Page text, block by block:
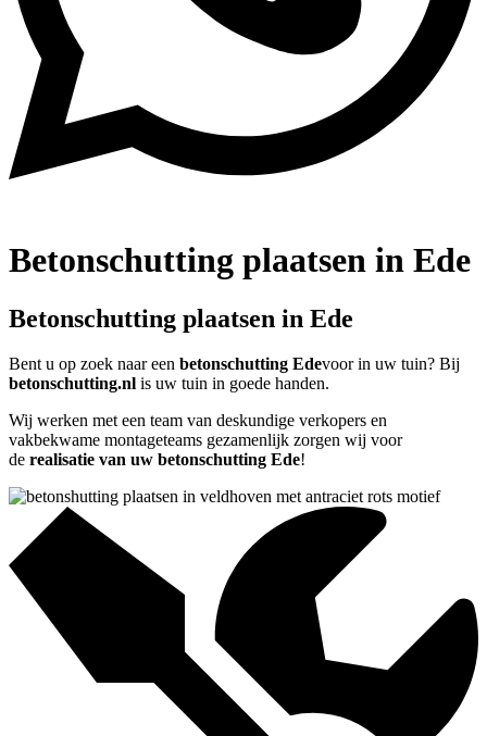
Betonschutting plaatsen in Ede
Betonschutting plaatsen in Ede
Bent u op zoek naar een betonschutting Edevoor in uw tuin? Bij
betonschutting.nl is uw tuin in goede handen.
Wij werken met een team van deskundige verkopers en
vakbekwame montageteams gezamenlijk zorgen wij voor
de realisatie van uw betonschutting Ede!